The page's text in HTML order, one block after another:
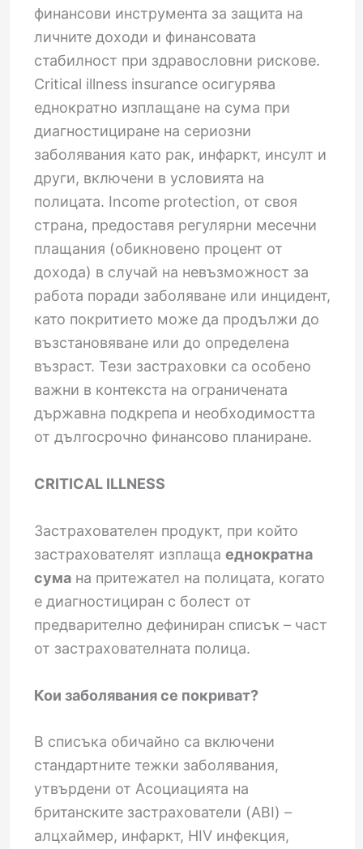
финансови инструмента за защита на
личните доходи и финансовата
стабилност при здравословни рискове.
Critical illness insurance осигурява
еднократно изплащане на сума при
диагностициране на сериозни
заболявания като рак, инфаркт, инсулт и
други, включени в условията на
полицата. Income protection, от своя
страна, предоставя регулярни месечни
плащания (обикновено процент от
дохода) в случай на невъзможност за
работа поради заболяване или инцидент,
като покритието може да продължи до
възстановяване или до определена
възраст. Тези застраховки са особено
важни в контекста на ограничената
държавна подкрепа и необходимостта
от дългосрочно финансово планиране.
CRITICAL ILLNESS
Застрахователен продукт, при който
застрахователят изплаща еднократна
сумана притежател на полицата, когато
е диагностициран с болест от
предварително дефиниран списък – част
от застрахователната полица.
Кои заболявания се покриват?
В списъка обичайно са включени
стандартните тежки заболявания,
утвърдени от Асоциацията на
британските застрахователи (ABI) –
алцхаймер, инфаркт, HIV инфекция,